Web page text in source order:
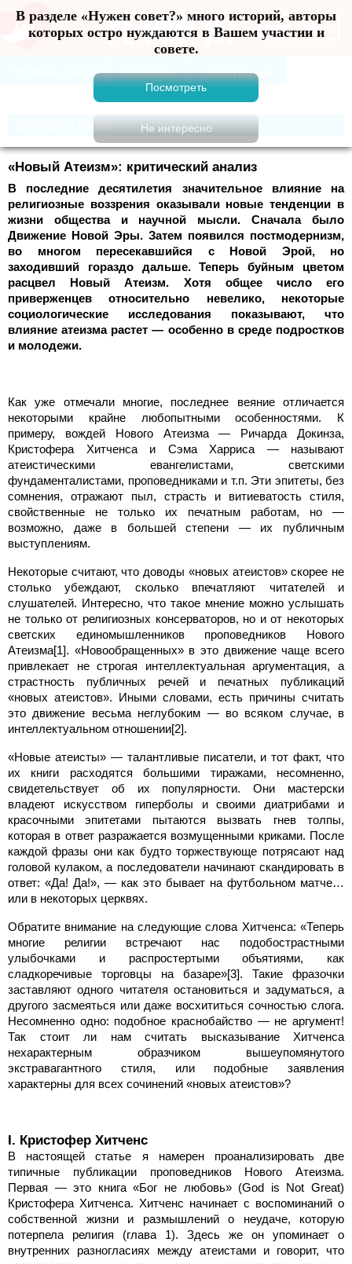
В разделе «Нужен совет?» много историй, авторы
которых остро нуждаются в Вашем участии и
совете.
Меню
Духовная жизнь
«Новый Атеизм»: критический анализ
В последние десятилетия значительное влияние на
религиозные воззрения оказывали новые тенденции в
жизни общества и научной мысли. Сначала было
Движение Новой Эры. Затем появился постмодернизм,
во многом пересекавшийся с Новой Эрой, но
заходивший гораздо дальше. Теперь буйным цветом
расцвел Новый Атеизм. Хотя общее число его
приверженцев относительно невелико, некоторые
социологические исследования показывают, что
влияние атеизма растет — особенно в среде подростков
и молодежи.
Как уже отмечали многие, последнее веяние отличается
некоторыми крайне любопытными особенностями. К
примеру, вождей Нового Атеизма — Ричарда Докинза,
Кристофера Хитченса и Сэма Харриса — называют
атеистическими евангелистами, светскими
фундаменталистами, проповедниками и т.п. Эти эпитеты, без
сомнения, отражают пыл, страсть и витиеватость стиля,
свойственные не только их печатным работам, но —
возможно, даже в большей степени — их публичным
выступлениям.
Некоторые считают, что доводы «новых атеистов» скорее не
столько убеждают, сколько впечатляют читателей и
слушателей. Интересно, что такое мнение можно услышать
не только от религиозных консерваторов, но и от некоторых
светских единомышленников проповедников Нового
Атеизма[1]. «Новообращенных» в это движение чаще всего
привлекает не строгая интеллектуальная аргументация, а
страстность публичных речей и печатных публикаций
«новых атеистов». Иными словами, есть причины считать
это движение весьма неглубоким — во всяком случае, в
интеллектуальном отношении[2].
«Новые атеисты» — талантливые писатели, и тот факт, что
их книги расходятся большими тиражами, несомненно,
свидетельствует об их популярности. Они мастерски
владеют искусством гиперболы и своими диатрибами и
красочными эпитетами пытаются вызвать гнев толпы,
которая в ответ разражается возмущенными криками. После
каждой фразы они как будто торжествующе потрясают над
головой кулаком, а последователи начинают скандировать в
ответ: «Да! Да!», — как это бывает на футбольном матче…
или в некоторых церквях.
Обратите внимание на следующие слова Хитченса: «Теперь
многие религии встречают нас подобострастными
улыбочками и распростертыми объятиями, как
сладкоречивые торговцы на базаре»[3]. Такие фразочки
заставляют одного читателя остановиться и задуматься, а
другого засмеяться или даже восхититься сочностью слога.
Несомненно одно: подобное краснобайство — не аргумент!
Так стоит ли нам считать высказывание Хитченса
нехарактерным образчиком вышеупомянутого
экстравагантного стиля, или подобные заявления
характерны для всех сочинений «новых атеистов»?
I. Кристофер Хитченс
В настоящей статье я намерен проанализировать две
типичные публикации проповедников Нового Атеизма.
Первая — это книга «Бог не любовь» (God is Not Great)
Кристофера Хитченса. Хитченс начинает с воспоминаний о
собственной жизни и размышлений о неудаче, которую
потерпела религия (глава 1). Здесь же он упоминает о
внутренних разногласиях между атеистами и говорит, что